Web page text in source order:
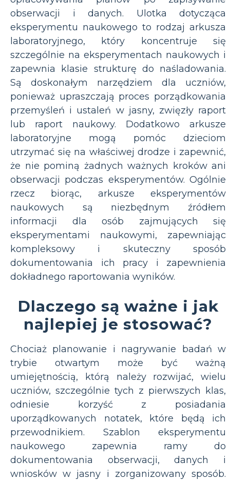
obserwacji i danych. Ulotka dotycząca
eksperymentu naukowego to rodzaj arkusza
laboratoryjnego, który koncentruje się
szczególnie na eksperymentach naukowych i
zapewnia klasie strukturę do naśladowania.
Są doskonałym narzędziem dla uczniów,
ponieważ upraszczają proces porządkowania
przemyśleń i ustaleń w jasny, zwięzły raport
lub raport naukowy. Dodatkowo arkusze
laboratoryjne mogą pomóc dzieciom
utrzymać się na właściwej drodze i zapewnić,
że nie pominą żadnych ważnych kroków ani
obserwacji podczas eksperymentów. Ogólnie
rzecz biorąc, arkusze eksperymentów
naukowych są niezbędnym źródłem
informacji dla osób zajmujących się
eksperymentami naukowymi, zapewniając
kompleksowy i skuteczny sposób
dokumentowania ich pracy i zapewnienia
dokładnego raportowania wyników.
Dlaczego są ważne i jak
najlepiej je stosować?
Chociaż planowanie i nagrywanie badań w
trybie otwartym może być ważną
umiejętnością, którą należy rozwijać, wielu
uczniów, szczególnie tych z pierwszych klas,
odniesie korzyść z posiadania
uporządkowanych notatek, które będą ich
przewodnikiem. Szablon eksperymentu
naukowego zapewnia ramy do
dokumentowania obserwacji, danych i
wniosków w jasny i zorganizowany sposób.